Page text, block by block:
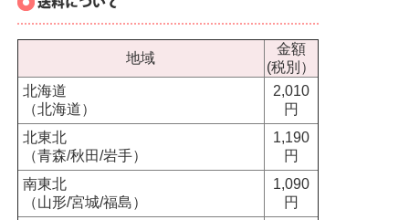
地域
金額
(税別）
北海道
（北海道）
2,010
円
北東北
（青森/秋田/岩手）
1,190
円
南東北
（山形/宮城/福島）
1,090
円